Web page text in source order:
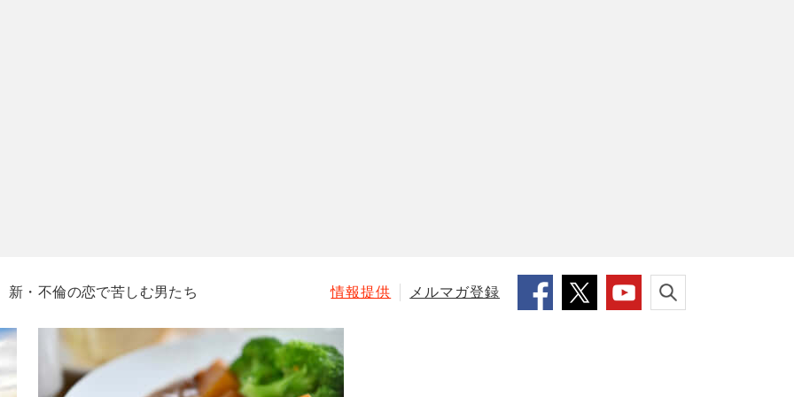
・不倫の恋で苦しむ男たち 情報提供 メルマガ登録